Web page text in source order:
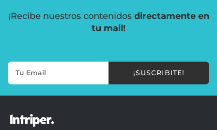
¡Recibe nuestros contenidos directamente en
tu mail!
¡SUSCRIBITE!